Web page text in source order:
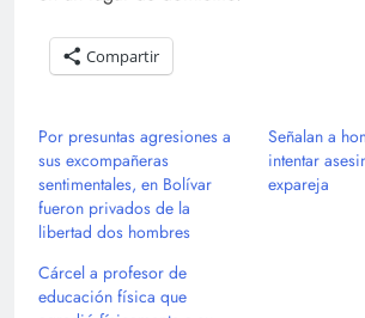
Compartir
Por presuntas agresiones a
sus excompañeras
sentimentales, en Bolívar
fueron privados de la
libertad dos hombres
Señalan a
intentar
expareja
Cárcel a profesor de
educación física que